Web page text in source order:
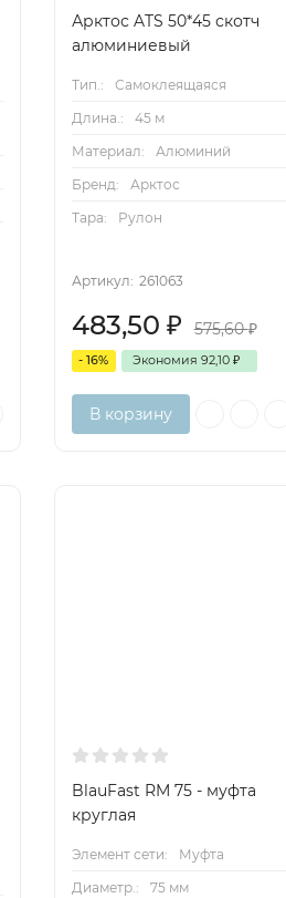
Арктос ATS 50*45 скотч
алюминиевый
Тип.:
Самоклеящаяся
Длина.:
45 м
Материал:
Алюминий
Бренд:
Арктос
Тара:
Рулон
Артикул: 261063
483,50 ₽ 575,60₽
- 16% Экономия 92,10 ₽
В корзину
BlauFast RM 75 - муфта
круглая
Элемент сети:
Муфта
Диаметр.:
75 мм